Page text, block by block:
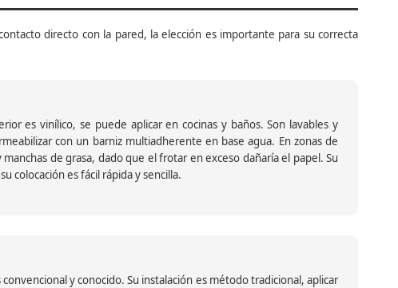
directo con la pared, la elección es importante para su correcta
es vinílico, se puede aplicar en cocinas y baños. Son lavables y
con un barniz multiadherente en base agua. En zonas de
de grasa, dado que el frotar en exceso dañaría el papel. Su
colocación es fácil rápida y sencilla.
y conocido. Su instalación es método tradicional, aplicar